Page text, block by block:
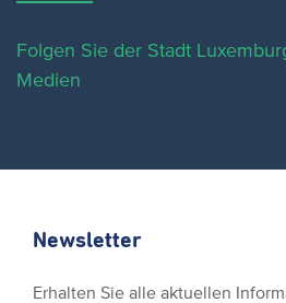
Folgen Sie der Stadt
Medien
Newsletter
Erhalten Sie alle aktuellen